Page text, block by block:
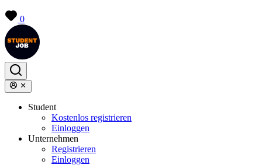
0
Student
Kostenlos registrieren
Einloggen
Unternehmen
Registrieren
Einloggen